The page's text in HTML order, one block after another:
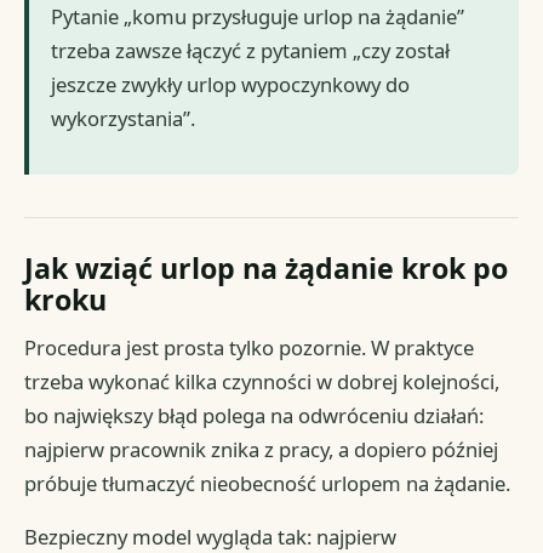
Pytanie „komu przysługuje urlop na żądanie”
trzeba zawsze łączyć z pytaniem „czy został
jeszcze zwykły urlop wypoczynkowy do
wykorzystania”.
Jak wziąć urlop na żądanie krok po
kroku
Procedura jest prosta tylko pozornie. W praktyce
trzeba wykonać kilka czynności w dobrej kolejności,
bo największy błąd polega na odwróceniu działań:
najpierw pracownik znika z pracy, a dopiero później
próbuje tłumaczyć nieobecność urlopem na żądanie.
Bezpieczny model wygląda tak: najpierw